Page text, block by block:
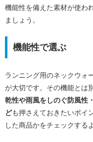
機能性を備えた素材が使わ
ましょう。
機能性で選ぶ
ランニング用のネックウォ
が大切です。その機能とは別
乾性や雨風をしのぐ防風性
ども押さえておきたいポイ
した商品かをチェックする